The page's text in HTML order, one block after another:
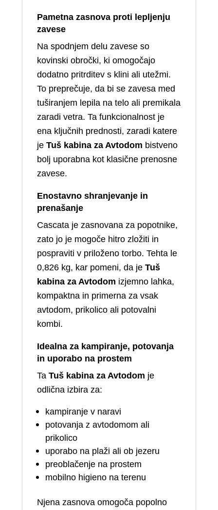
Pametna zasnova proti lepljenju
zavese
Na spodnjem delu zavese so
kovinski obročki, ki omogočajo
dodatno pritrditev s klini ali utežmi.
To preprečuje, da bi se zavesa med
tuširanjem lepila na telo ali premikala
zaradi vetra. Ta funkcionalnost je
ena ključnih prednosti, zaradi katere
je Tuš kabina za Avtodom bistveno
bolj uporabna kot klasične prenosne
zavese.
Enostavno shranjevanje in
prenašanje
Cascata je zasnovana za popotnike,
zato jo je mogoče hitro zložiti in
pospraviti v priloženo torbo. Tehta le
0,826 kg, kar pomeni, da je Tuš
kabina za Avtodom izjemno lahka,
kompaktna in primerna za vsak
avtodom, prikolico ali potovalni
kombi.
Idealna za kampiranje, potovanja
in uporabo na prostem
Ta Tuš kabina za Avtodom je
odlična izbira za:
kampiranje v naravi
potovanja z avtodomom ali
prikolico
uporabo na plaži ali ob jezeru
preoblačenje na prostem
mobilno higieno na terenu
Njena zasnova omogoča popolno